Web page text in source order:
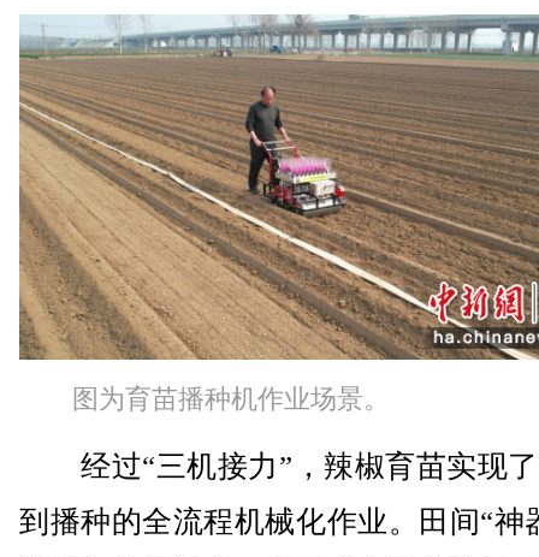
图为育苗播种机作业场景。
经过“三机接力”，辣椒育苗实现
到播种的全流程机械化作业。田间“神